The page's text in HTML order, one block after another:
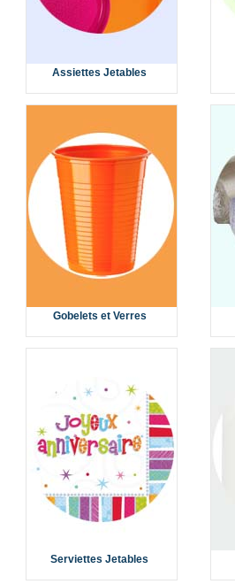
Assiettes Jetables
Gobelets et Verres
Serviettes Jetables